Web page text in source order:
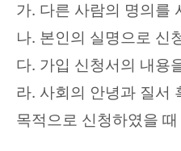
가. 다른 사람의 명의를
나. 본인의 실명으로 신
다. 가입 신청서의 내용
라. 사회의 안녕과 질서
목적으로 신청하였을 때